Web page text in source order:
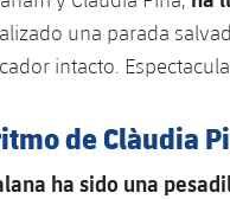
una parada
intacto.
de Clàudia
ha sido una